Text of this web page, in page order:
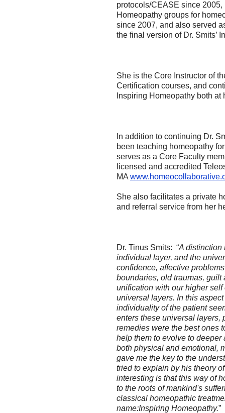
protocols/CEASE since
Homeopathy groups for
since 2007, and also served
the final version of Dr. Smits’
She is the Core Instructor of
Certification courses, and
Inspiring Homeopathy both at
In addition to continuing Dr.
been teaching homeopathy
serves as a Core Faculty
licensed and accredited
MA
She also facilitates a private
and referral service from her
Dr. Tinus Smits: “A distinction
individual layer, and the
confidence, affective
boundaries, old traumas, guilt
unification with our higher
universal layers. In this
individuality of the patient
enters these universal layers,
remedies were the best ones
help them to evolve to
both physical and emotional,
gave me the key to the
tried to explain by his theory
interesting is that this way of
to the roots of mankind's
classical homeopathic
name:Inspiring Homeopathy.”